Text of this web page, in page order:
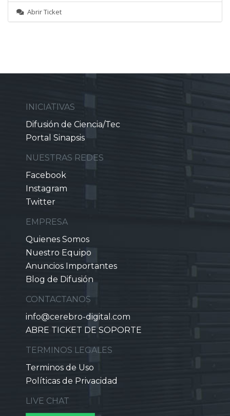
Abrir Ticket
INICIATIVAS
Difusión de Ciencia/Tec
Portal Sinapsis
NUESTRAS REDES
Facebook
Instagram
Twitter
EMPRESA
Quienes Somos
Nuestro Equipo
Anuncios Importantes
Blog de Difusión
CONTACTANOS
info@cerebro-digital.com
ABRE TICKET DE SOPORTE
TERMINOS LEGALES
Terminos de Uso
Políticas de Privacidad
LIVE CHAT